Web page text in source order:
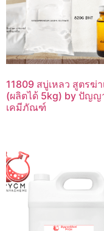
11809 สบู่เหลว สูตรฆ่า
(ผลิตได้ 5kg) by ปัญญ
เคมีภัณฑ์